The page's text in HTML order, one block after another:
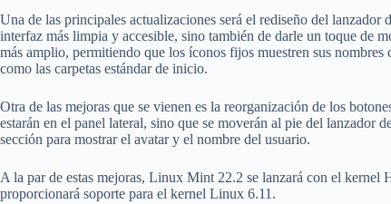
Una de las principales actualizaciones será el rediseño del
interfaz más limpia y accesible, sino también de darle un toque de
más amplio, permitiendo que los íconos fijos muestren sus
como las carpetas estándar de inicio.
Otra de las mejoras que se vienen es la reorganización de los
estarán en el panel lateral, sino que se moverán al pie del lanzador
sección para mostrar el avatar y el nombre del usuario.
A la par de estas mejoras, Linux Mint 22.2 se lanzará con el
proporcionará soporte para el kernel Linux 6.11.